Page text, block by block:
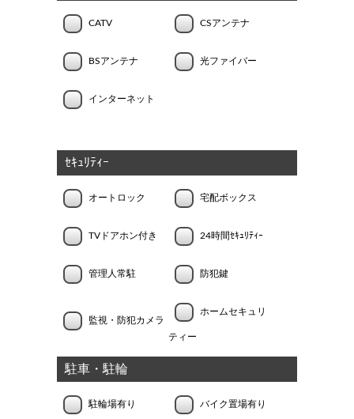
CATV CSアンテナ
BSアンテナ 光ファイバー
インターネット
ｾｷｭﾘﾃｨｰ
オートロック 宅配ボックス
TVドアホン付き 24時間ｾｷｭﾘﾃｨｰ
管理人常駐 防犯鍵
監視・防犯カメラ
ホームセキュリ
ティー
駐車・駐輪
駐輪場有り バイク置場有り